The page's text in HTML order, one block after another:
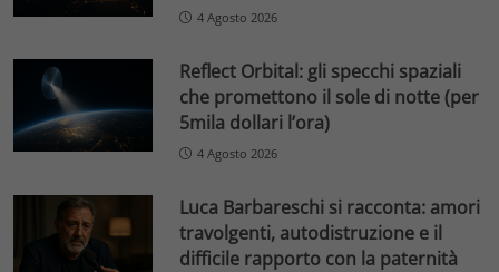
4 Agosto 2026
Reflect Orbital: gli specchi spaziali
che promettono il sole di notte (per
5mila dollari l’ora)
4 Agosto 2026
Luca Barbareschi si racconta: amori
travolgenti, autodistruzione e il
difficile rapporto con la paternità